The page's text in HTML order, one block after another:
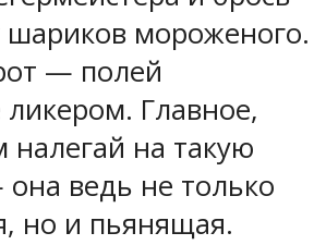
шариков мороженого.
— полей
Главное,
на такую
ведь не только
но и пьянящая.